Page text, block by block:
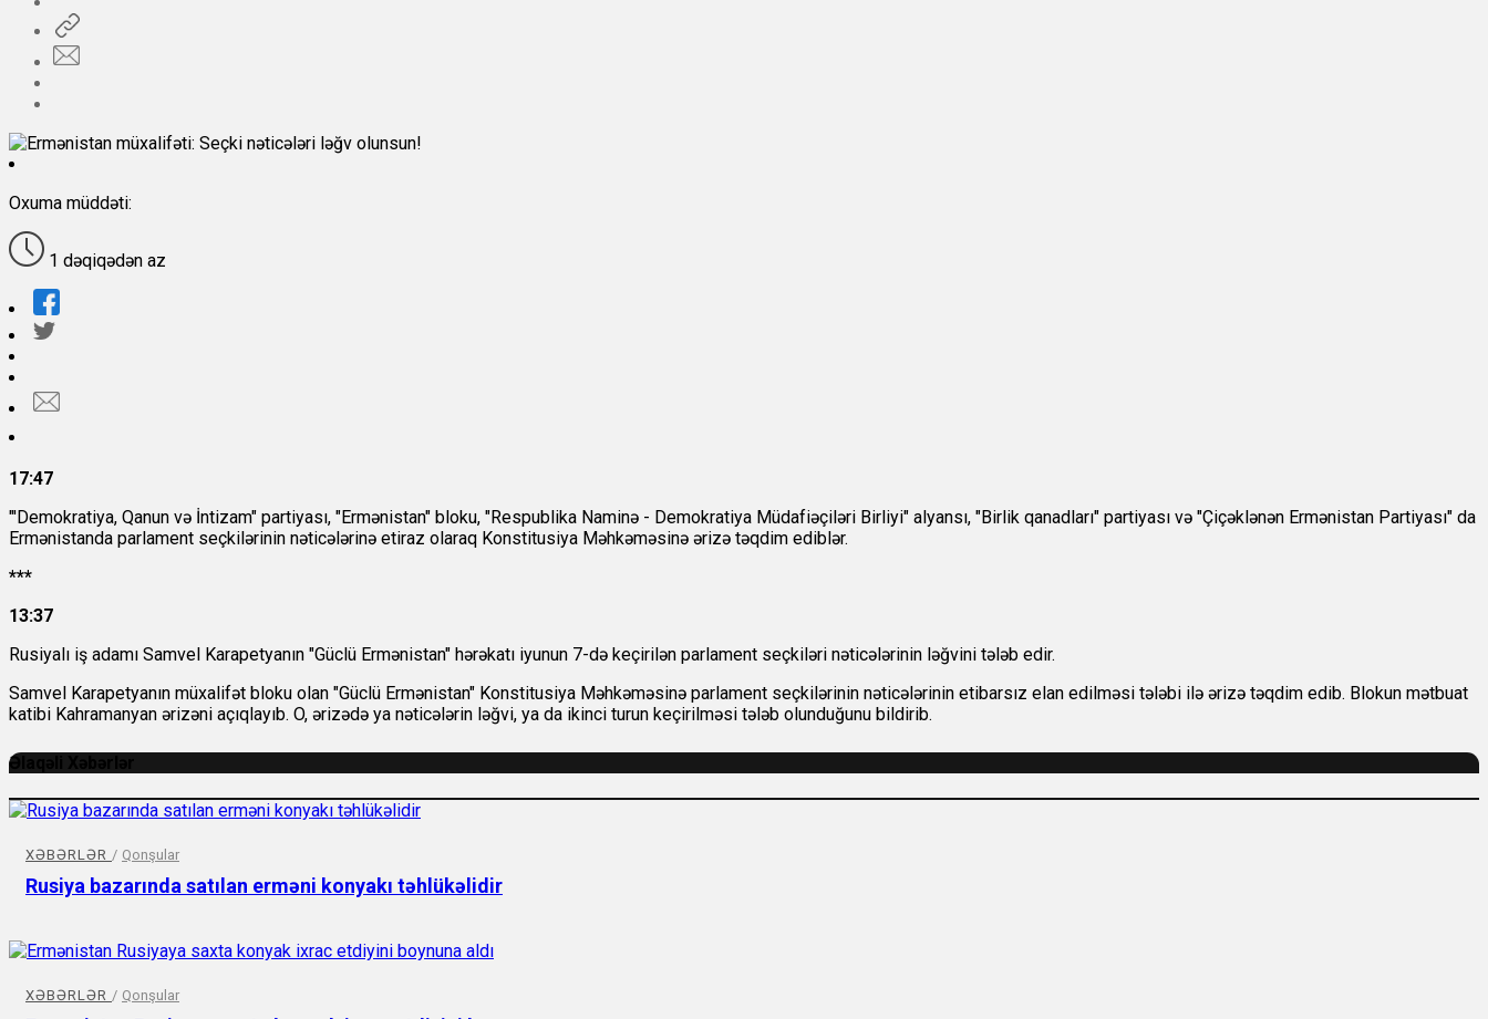
Oxuma müddəti:
1 dəqiqədən az
17:47
"'Demokratiya, Qanun və İntizam" partiyası, "Ermənistan" bloku, "Respublika Naminə - Demokratiya Müdafiəçiləri Birliyi" alyansı, "Birlik qanadları" partiyası və "Çiçəklənən Ermənistan Partiyası" da
Ermənistanda parlament seçkilərinin nəticələrinə etiraz olaraq Konstitusiya Məhkəməsinə ərizə təqdim ediblər.
***
13:37
Rusiyalı iş adamı Samvel Karapetyanın "Güclü Ermənistan" hərəkatı iyunun 7-də keçirilən parlament seçkiləri nəticələrinin ləğvini tələb edir.
Samvel Karapetyanın müxalifət bloku olan "Güclü Ermənistan" Konstitusiya Məhkəməsinə parlament seçkilərinin nəticələrinin etibarsız elan edilməsi tələbi ilə ərizə təqdim edib. Blokun mətbuat
katibi Kahramanyan ərizəni açıqlayıb. O, ərizədə ya nəticələrin ləğvi, ya da ikinci turun keçirilməsi tələb olunduğunu bildirib.
Əlaqəli Xəbərlər
XƏBƏRLƏR / Qonşular
Rusiya bazarında satılan erməni konyakı təhlükəlidir
XƏBƏRLƏR / Qonşular